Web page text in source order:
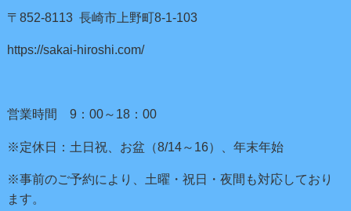
〒852-8113 長崎市上野町8-1-103
https://sakai-hiroshi.com/
営業時間 9：00～18：00
※定休日：土日祝、お盆（8/14～16）、年末年始
※事前のご予約により、土曜・祝日・夜間も対応しており
ます。